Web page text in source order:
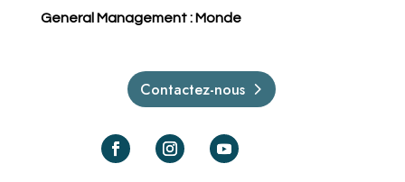
General Management : Monde
Contactez-nous